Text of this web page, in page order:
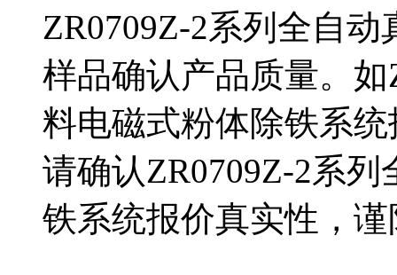
ZR0709Z-2系列全自
样品确认产品质量。
料电磁式粉体除铁系
请确认ZR0709Z-2系
铁系统报价真实性，